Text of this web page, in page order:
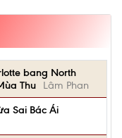
bang North
Thu
Lâm Phan
Sai Bác Ái